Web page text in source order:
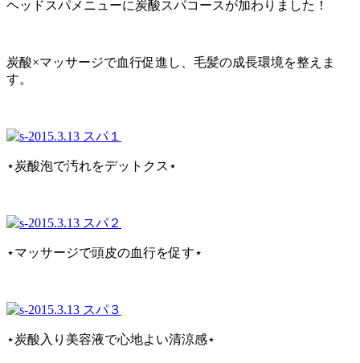
ヘッドスパメニューに炭酸スパコースが加わりました！
炭酸×マッサージで血行促進し、毛髪の成長環境を整えま
す。
⋆炭酸泡で汚れをデットクス⋆
⋆マッサージで頭皮の血行を促す⋆
⋆炭酸入り美容液で心地よい清涼感⋆